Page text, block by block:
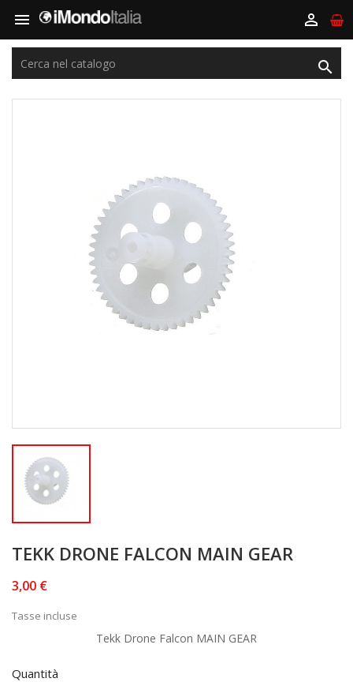
 

TEKK DRONE FALCON MAIN GEAR
3,00 €
Tasse incluse
Tekk Drone Falcon MAIN GEAR
Quantità